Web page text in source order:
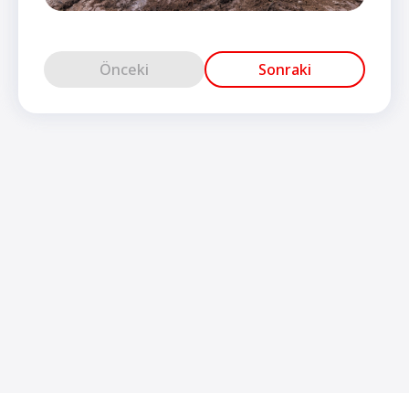
Önceki Sonraki